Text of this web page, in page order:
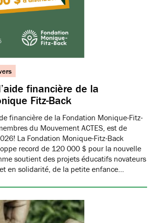
financière de la
Fitz-Back
financière de la Fondation Monique-Fitz-
du Mouvement ACTES, est de
La Fondation Monique-Fitz-Back
record de 120 000 $ pour la nouvelle
soutient des projets éducatifs novateurs
en solidarité, de la petite enfance…